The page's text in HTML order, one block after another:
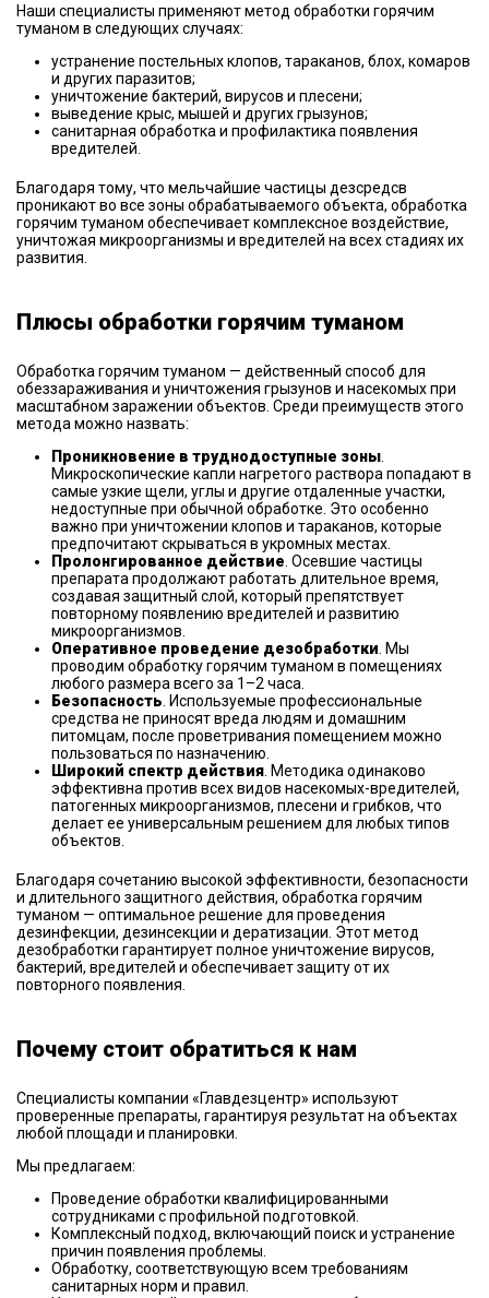
Наши специалисты применяют метод обработки горячим
туманом в следующих случаях:
устранение постельных клопов, тараканов, блох, комаров
и других паразитов;
уничтожение бактерий, вирусов и плесени;
выведение крыс, мышей и других грызунов;
санитарная обработка и профилактика появления
вредителей.
Благодаря тому, что мельчайшие частицы дезсредсв
проникают во все зоны обрабатываемого объекта, обработка
горячим туманом обеспечивает комплексное воздействие,
уничтожая микроорганизмы и вредителей на всех стадиях их
развития.
Плюсы обработки горячим туманом
Обработка горячим туманом — действенный способ для
обеззараживания и уничтожения грызунов и насекомых при
масштабном заражении объектов. Среди преимуществ этого
метода можно назвать:
Проникновение в труднодоступные зоны
Микроскопические капли нагретого раствора попадают в
самые узкие щели, углы и другие отдаленные участки,
недоступные при обычной обработке. Это особенно
важно при уничтожении клопов и тараканов, которые
предпочитают скрываться в укромных местах.
Пролонгированное действие . Осевшие частицы
препарата продолжают работать длительное время,
создавая защитный слой, который препятствует
повторному появлению вредителей и развитию
микроорганизмов.
Оперативное проведение дезобработки . Мы
проводим обработку горячим туманом в помещениях
любого размера всего за 1–2 часа.
Безопасность . Используемые профессиональные
средства не приносят вреда людям и домашним
питомцам, после проветривания помещением можно
пользоваться по назначению.
Широкий спектр действия . Методика одинаково
эффективна против всех видов насекомых-вредителей,
патогенных микроорганизмов, плесени и грибков, что
делает ее универсальным решением для любых типов
объектов.
Благодаря сочетанию высокой эффективности, безопасности
и длительного защитного действия, обработка горячим
туманом — оптимальное решение для проведения
дезинфекции, дезинсекции и дератизации. Этот метод
дезобработки гарантирует полное уничтожение вирусов,
бактерий, вредителей и обеспечивает защиту от их
повторного появления.
Почему стоит обратиться к нам
Специалисты компании «Главдезцентр» используют
проверенные препараты, гарантируя результат на объектах
любой площади и планировки.
Мы предлагаем:
Проведение обработки квалифицированными
сотрудниками с профильной подготовкой.
Комплексный подход, включающий поиск и устранение
причин появления проблемы.
Обработку, соответствующую всем требованиям
санитарных норм и правил.